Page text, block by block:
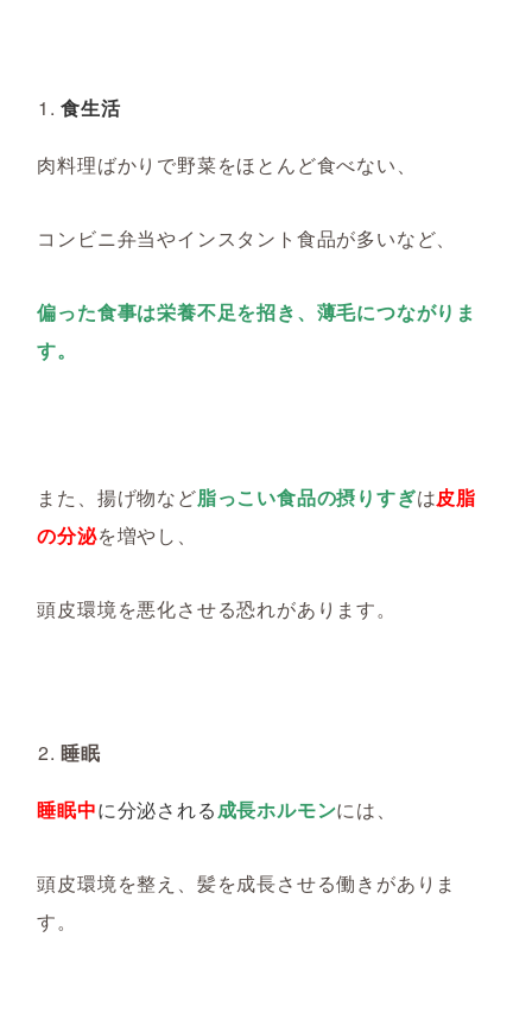
食生活
肉料理ばかりで野菜をほとんど食べない、
コンビニ弁当やインスタント食品が多いなど、
偏った食事は栄養不足を招き、薄毛につながりま
す。
また、揚げ物など脂っこい食品の摂りすぎは皮脂
の分泌を増やし、
頭皮環境を悪化させる恐れがあります。
睡眠
睡眠中に分泌される成長ホルモンには、
頭皮環境を整え、髪を成長させる働きがありま
す。